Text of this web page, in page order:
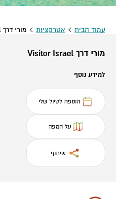
עמוד הבית אטרקציות מורי דרך Visitor Israel
מורי דרך Visitor Israel
למידע נוסף
הוספה לטיול שלי
על המפה
שיתוף